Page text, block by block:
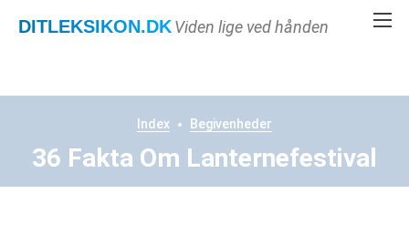
DITLEKSIKON.DKViden lige ved hånden
Index Begivenheder
36 Fakta Om Lanternefestival